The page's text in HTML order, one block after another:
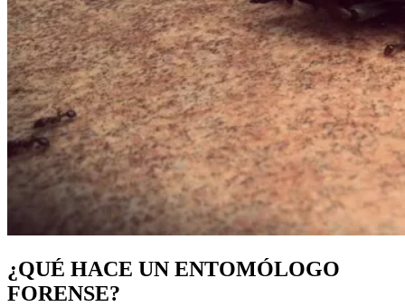
¿QUÉ HACE UN ENTOMÓLOGO
FORENSE?